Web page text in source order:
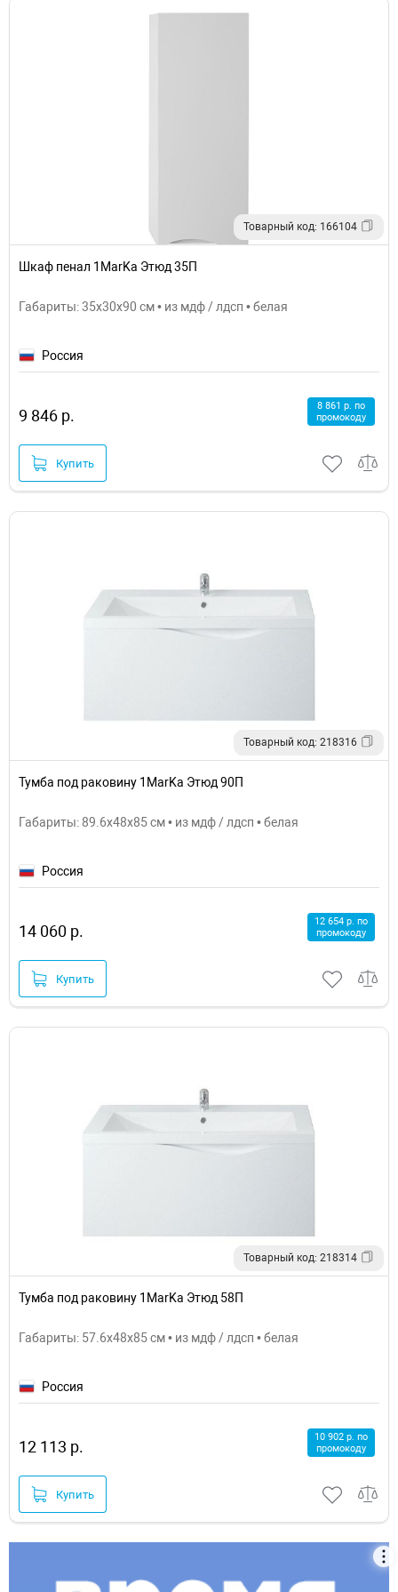
Товарный код: 166104
Шкаф пенал 1MarKa Этюд 35П
Габариты: 35x30x90 см • из мдф / лдсп • белая
Россия
9 846 р.
8 861 р. по
промокоду
Купить
Товарный код: 218316
Тумба под раковину 1MarKa Этюд 90П
Габариты: 89.6x48x85 см • из мдф / лдсп • белая
Россия
14 060 р.
12 654 р. по
промокоду
Купить
Товарный код: 218314
Тумба под раковину 1MarKa Этюд 58П
Габариты: 57.6x48x85 см • из мдф / лдсп • белая
Россия
12 113 р.
10 902 р. по
промокоду
Купить